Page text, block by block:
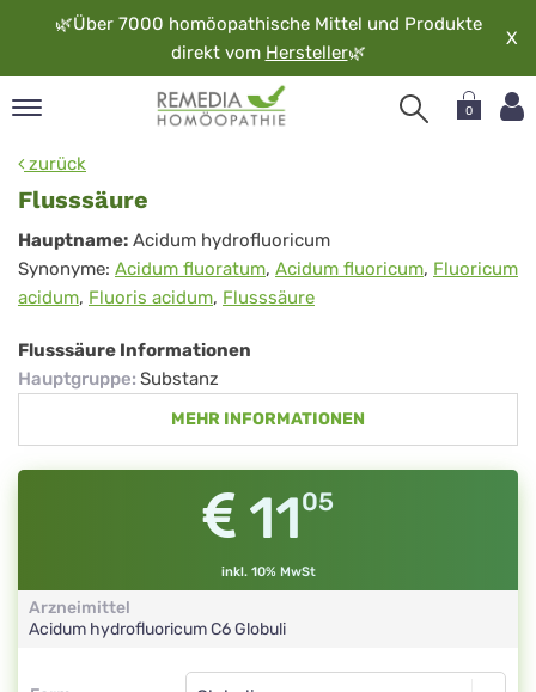
🌿Über 7000 homöopathische Mittel und Produkte
direkt vom Hersteller🌿
X
0
zurück
Flusssäure
Flusssäure
Hauptname: Acidum hydrofluoricum
Synonyme: Acidum fluoratum, Acidum fluoricum, Fluoricum
acidum, Fluoris acidum, Flusssäure
Flusssäure Informationen
Hauptgruppe: Substanz
MEHR INFORMATIONEN
1105
inkl. 10% MwSt
Arzneimittel
Acidum hydrofluoricumC6Globuli
Form